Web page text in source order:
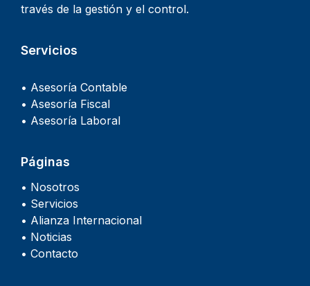
través de la gestión y el control.
Servicios
• Asesoría Contable
• Asesoría Fiscal
• Asesoría Laboral
Páginas
• Nosotros
• Servicios
• Alianza Internacional
• Noticias
• Contacto